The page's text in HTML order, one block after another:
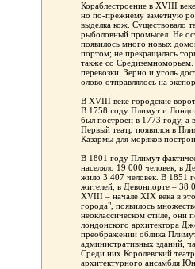
Кораблестроение в XVIII
но по-прежнему заметную
выделка кож. Существовало
рыболовный промысел. Не
появилось много новых
портом; не прекращалась
также со
перевозки. Зерно и уголь
олово отправлялось на
В XVIII веке городские
В 1758 году Плимут и
был построен в 1773 году, а
Первый театр появился в
Казармы для моряков
В 1801 году Плимут
населяло 19 000 человек, в
жило 3 407 человек. В 1851
жителей, в Девонпорте – 38
XVIII – начале XIX века в
города", появилось
неоклассическом стиле, они
лондонского архитектора
преображении облика
административных зданий,
Среди них Королевский
архитектурного ансамбля